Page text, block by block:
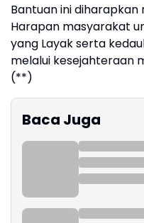
Bantuan ini
Harapan masyarakat
yang Layak serta
melalui kesejahteraan
(**)
Baca Juga